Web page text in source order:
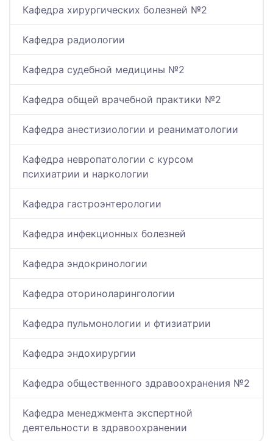
Кафедра хирургических болезней №2
Кафедра радиологии
Кафедра судебной медицины №2
Кафедра общей врачебной практики №2
Кафедра анестизиологии и реаниматологии
Кафедра невропатологии с курсом
психиатрии и наркологии
Кафедра гастроэнтерологии
Кафедра инфекционных болезней
Кафедра эндокринологии
Кафедра оториноларингологии
Кафедра пульмонологии и фтизиатрии
Кафедра эндохирургии
Кафедра общественного здравоохранения №2
Кафедра менеджмента экспертной
деятельности в здравоохранении